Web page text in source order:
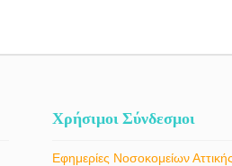
Χρήσιμοι Σύνδεσμοι
Εφημερίες Νοσοκομείων Αττικής